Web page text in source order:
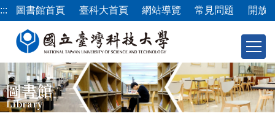
跳
到
內
容
區
::: 圖書館首頁 臺科大首頁 網站導覽 常見問題 開放
圖書館
Library